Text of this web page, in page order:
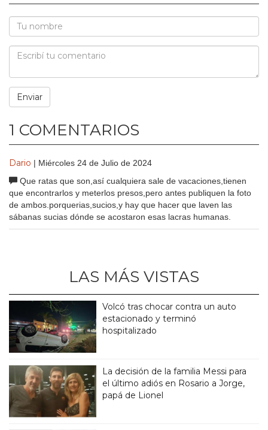
1 COMENTARIOS
Dario | Miércoles 24 de Julio de 2024
Que ratas que son,así cualquiera sale de vacaciones,tienen
que encontrarlos y meterlos presos,pero antes publiquen la foto
de ambos.porquerias,sucios,y hay que hacer que laven las
sábanas sucias dónde se acostaron esas lacras humanas.
LAS MÁS VISTAS
Volcó tras chocar contra un auto
estacionado y terminó
hospitalizado
La decisión de la familia Messi para
el último adiós en Rosario a Jorge,
papá de Lionel